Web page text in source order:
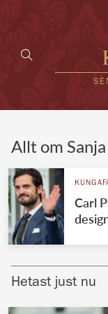
Allt om
Carl
Hetast just nu